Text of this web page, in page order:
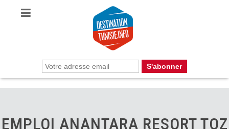
EMPLOI ANANTARA RESORT TOZ